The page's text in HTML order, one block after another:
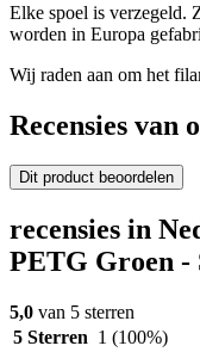
Elke spoel is verzegeld.
worden in Europa
Wij raden aan om het
Recensies van
Dit product beoordelen
recensies in
PETG Groen -
5,0 van 5 sterren
5 Sterren 1 (100%)